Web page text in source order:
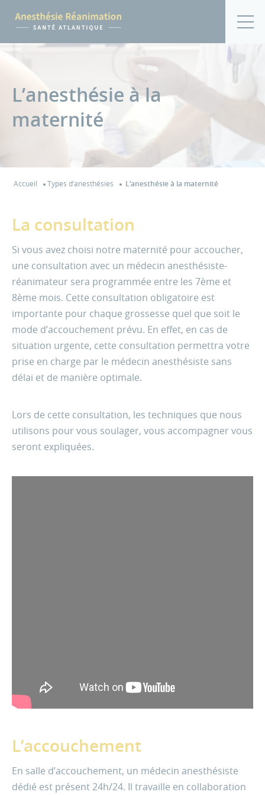
L’anesthésie à la
maternité
Accueil Types d’anesthésies L’anesthésie à la maternité
La consultation
Si vous avez choisi notre maternité pour accoucher,
une consultation avec un médecin anesthésiste-
réanimateur sera programmée entre les 7ème et
8ème mois. Cette consultation obligatoire est
importante pour chaque grossesse quel que soit le
mode d’accouchement prévu. En effet, en cas de
situation urgente, cette consultation permettra votre
prise en charge par le médecin anesthésiste sans
délai et de manière optimale.
Lors de cette consultation, les techniques que nous
utilisons pour vous soulager, vous accompagner vous
seront expliquées.
L’accouchement
En salle d’accouchement, un médecin anesthésiste
dédié est présent 24h/24. Il travaille en collaboration